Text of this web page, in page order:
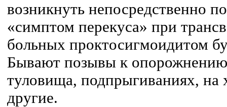
возникнуть непосредственно
«симптом перекуса» при
больных проктосигмоидитом
Бывают позывы к
туловища, подпрыгиваниях, на
другие.